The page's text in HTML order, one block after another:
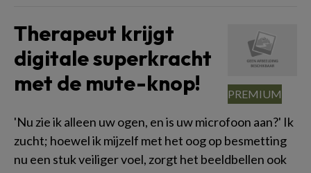
Therapeut krijgt
digitale superkracht
met de mute-knop!
'Nu zie ik alleen uw ogen, en is uw microfoon aan?' Ik
zucht; hoewel ik mijzelf met het oog op besmetting
nu een stuk veiliger voel, zorgt het beeldbellen ook